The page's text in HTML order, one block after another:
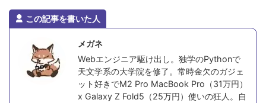
この記事を書いた人
メガネ
Webエンジニア駆け出し。独学のPythonで
天文学系の大学院を修了。常時金欠のガジェ
ット好きでM2 Pro MacBook Pro（31万円）
x Galaxy Z Fold5（25万円）使いの狂人。自